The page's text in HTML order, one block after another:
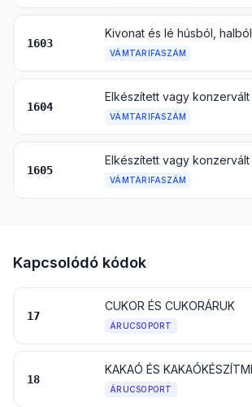
1603
VÁMTARIFASZÁM
1604
VÁMTARIFASZÁM
1605
VÁMTARIFASZÁM
Kapcsolódó kódok
17
CUKOR ÉS CUKORÁRUK
ÁRUCSOPORT
18
KAKAÓ ÉS
ÁRUCSOPORT